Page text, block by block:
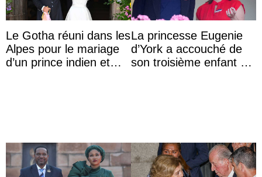
Le Gotha réuni dans les
Alpes pour le mariage
d’un prince indien et
La princesse Eugenie
d’York a accouché de
son troisième enfant et